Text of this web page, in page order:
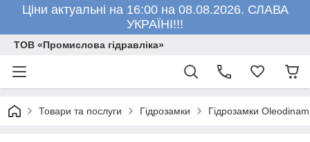
Ціни актуальні на 16:00 на 08.08.2026. СЛАВА
УКРАЇНІ!!!
ТОВ «Промислова гідравліка»
Товари та послуги Гідрозамки Гідрозамки